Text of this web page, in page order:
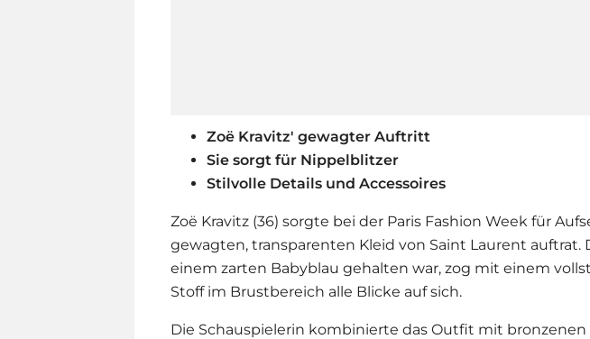
Zoë Kravitz' gewagter Auftritt
Sie sorgt für Nippelblitzer
Stilvolle Details und Accessoires
Zoë Kravitz (36) sorgte bei der Paris Fashion Week für
gewagten, transparenten Kleid von Saint Laurent auftrat.
einem zarten Babyblau gehalten war, zog mit einem
Stoff im Brustbereich alle Blicke auf sich.
Die Schauspielerin kombinierte das Outfit mit